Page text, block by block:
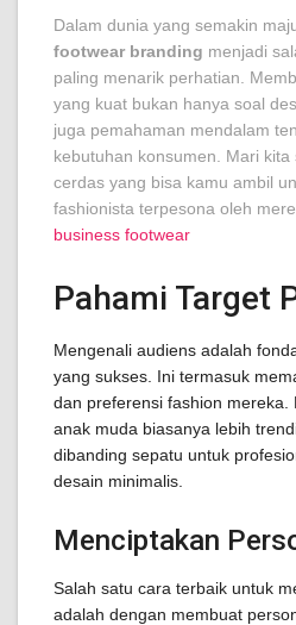
Dalam dunia yang semakin
footwear branding menjadi
paling menarik perhatian.
yang kuat bukan hanya soal
juga pemahaman mendalam
kebutuhan konsumen. Mari
cerdas yang bisa kamu ambil
fashionista terpesona oleh
business footwear
Pahami Target
Mengenali audiens adalah
yang sukses. Ini termasuk
dan preferensi fashion mereka.
anak muda biasanya lebih
dibanding sepatu untuk
desain minimalis.
Menciptakan
Salah satu cara terbaik untuk
adalah dengan membuat